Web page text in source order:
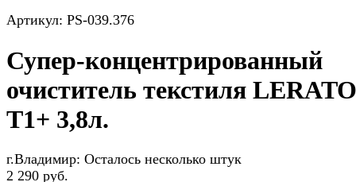
Артикул: PS-039.376
Супер-концентрированный
очиститель текстиля
T1+ 3,8л.
г.Владимир: Осталось несколько штук
2 290 руб.